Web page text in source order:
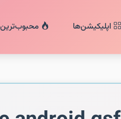
اپلیکیشن‌ها